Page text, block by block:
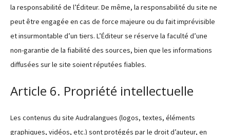
la responsabilité de l’Éditeur. De même, la responsabilité du site ne
peut être engagée en cas de force majeure ou du fait imprévisible
et insurmontable d’un tiers. L’Éditeur se réserve la faculté d’une
non-garantie de la fiabilité des sources, bien que les informations
diffusées sur le site soient réputées fiables.
Article 6. Propriété intellectuelle
Les contenus du site Audralangues (logos, textes, éléments
graphiques, vidéos, etc.) sont protégés par le droit d’auteur, en